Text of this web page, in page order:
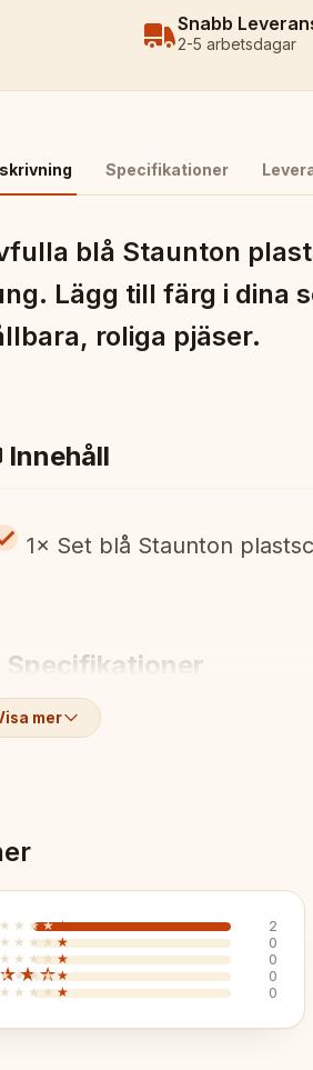
Snabb
2-5 arbetsdagar
Specifikationer
blå Staunton
Lägg till färg i dina
roliga pjäser.
Innehåll
1× Set blå Staunton
Specifikationer
Material:Plast
Perfekt För
mer
★★★★★
2
★★★★★
0
★★★★★
0
★★★★★
0
★★★★★ 0